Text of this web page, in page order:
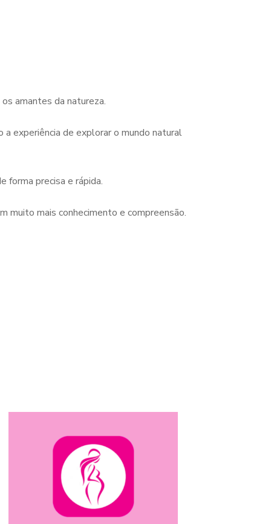
amantes da natureza.
experiência de explorar o mundo natural
forma precisa e rápida.
muito mais conhecimento e compreensão.